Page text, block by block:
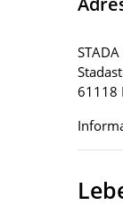
61118